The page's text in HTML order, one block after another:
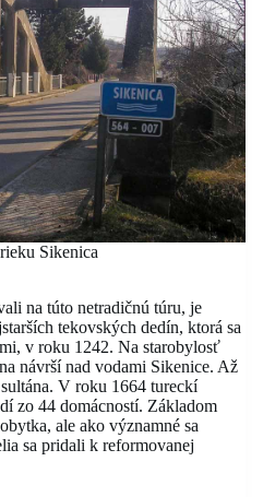
Sikenica
na túto netradičnú túru, je
tekovských dedín, ktorá sa
v roku 1242. Na starobylosť
návrší nad vodami Sikenice. Až
V roku 1664 tureckí
zo 44 domácností. Základom
ale ako významné sa
sa pridali k reformovanej